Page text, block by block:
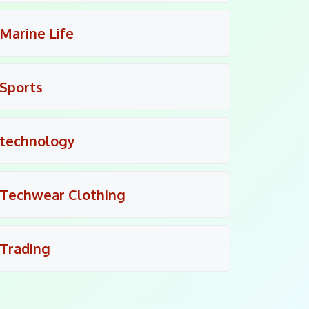
Marine Life
Sports
technology
Techwear Clothing
Trading